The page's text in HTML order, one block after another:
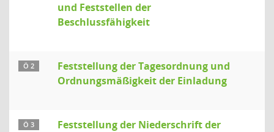
und Feststellen der
Beschlussfähigkeit
Ö 2
Feststellung der Tagesordnung und
Ordnungsmäßigkeit der Einladung
Ö 3
Feststellung der Niederschrift der